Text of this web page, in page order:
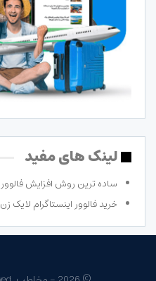
لینک های مفید
ساده ترین روش افزایش فالوور
خرید فالوور اینستاگرام لایک زن